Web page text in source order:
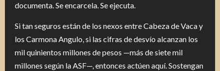
documenta. Se encarcela. Se ejecuta.
Si tan seguros están de los nexos entre Cabeza de Vaca y
los Carmona Angulo, si las cifras de desvío alcanzan los
mil quinientos millones de pesos —más de siete mil
millones según la ASF—, entonces actúen aquí. Sostengan